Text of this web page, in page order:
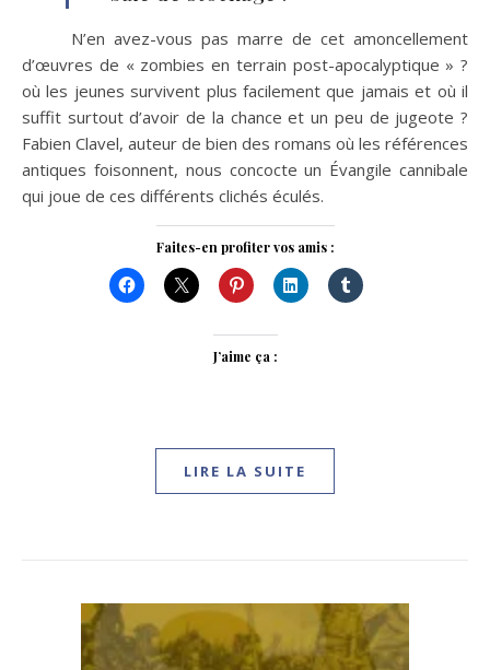
N’en avez-vous pas marre de cet amoncellement
d’œuvres de « zombies en terrain post-apocalyptique » ?
où les jeunes survivent plus facilement que jamais et où il
suffit surtout d’avoir de la chance et un peu de jugeote ?
Fabien Clavel, auteur de bien des romans où les références
antiques foisonnent, nous concocte un Évangile cannibale
qui joue de ces différents clichés éculés.
Faites-en profiter vos amis :
J’aime ça :
LIRE LA SUITE